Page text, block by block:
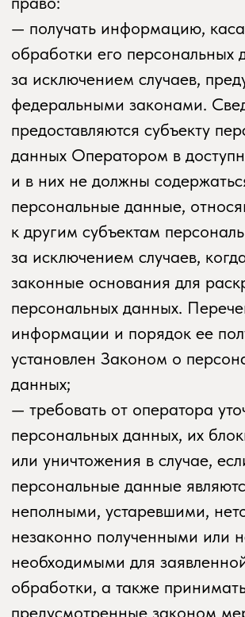
по удалению или уточнению неполных или
неточных данных.
5.7. Хранение персональных данных
осуществляется в форме, позволяющей
определить субъекта персональных
данных, не дольше, чем этого требуют цели
обработки персональных данных, если
срок хранения персональных данных
не установлен федеральным законом,
выгодоприобретателем или поручителем
по которому является субъект
персональных данных. Обрабатываемые
персональные данные уничтожаются либо
обезличиваются по достижении целей
обработки или в случае утраты
необходимости в достижении этих целей,
если иное не предусмотрено федеральным
законом.
6. Цели обработки персональных
данных
Цель обработки:
и прекращение гражданско-правовых
договоров.
Персональные данные:
фамилия, имя, отчество;
электронный адрес;
номер телефона.
Правовые основания:
уставные (учредительные) документы
Оператора;
договоры, заключаемые между